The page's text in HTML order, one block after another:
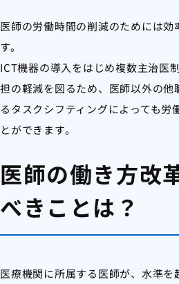
医師の労働時間の削減のためには
す。
ICT機器の導入をはじめ複数主治医
担の軽減を図るため、医師以外の他
るタスクシフティングによっても労
とができます。
医師の働き方改
べきことは？
医療機関に所属する医師が、水準